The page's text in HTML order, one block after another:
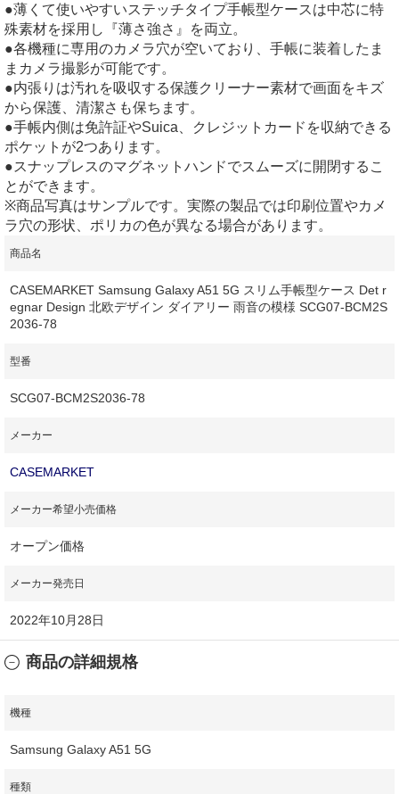
●薄くて使いやすいステッチタイプ手帳型ケースは中芯に特
殊素材を採用し『薄さ強さ』を両立。
●各機種に専用のカメラ穴が空いており、手帳に装着したま
まカメラ撮影が可能です。
●内張りは汚れを吸収する保護クリーナー素材で画面をキズ
から保護、清潔さも保ちます。
●手帳内側は免許証やSuica、クレジットカードを収納できる
ポケットが2つあります。
●スナップレスのマグネットハンドでスムーズに開閉するこ
とができます。
※商品写真はサンプルです。実際の製品では印刷位置やカメ
ラ穴の形状、ポリカの色が異なる場合があります。
商品名
CASEMARKET Samsung Galaxy A51 5G スリム手帳型ケース Det r
egnar Design 北欧デザイン ダイアリー 雨音の模様 SCG07-BCM2S
2036-78
型番
SCG07-BCM2S2036-78
メーカー
CASEMARKET
メーカー希望小売価格
オープン価格
メーカー発売日
2022年10月28日
商品の詳細規格
機種
Samsung Galaxy A51 5G
種類